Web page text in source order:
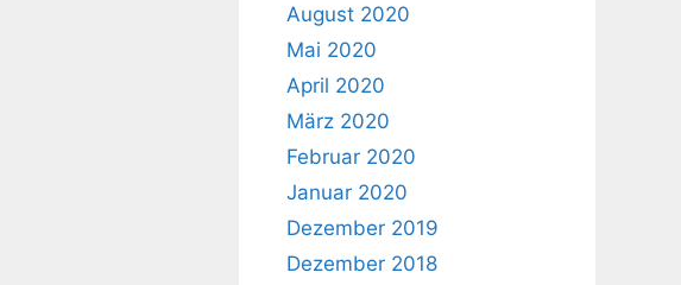
August 2020
Mai 2020
April 2020
März 2020
Februar 2020
Januar 2020
Dezember 2019
Dezember 2018